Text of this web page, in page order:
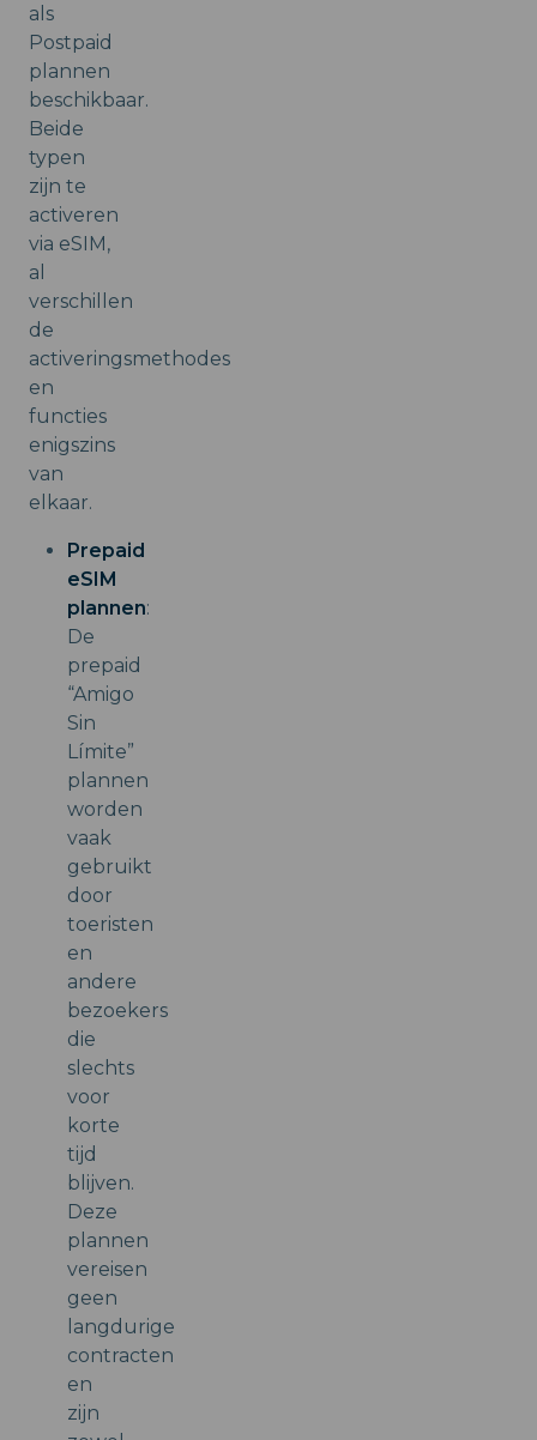
als
Postpaid
plannen
beschikbaar.
Beide
typen
zijn te
activeren
via eSIM,
al
verschillen
de
activeringsmethodes
en
functies
enigszins
van
elkaar.
Prepaid
eSIM
plannen:
De
prepaid
“Amigo
Sin
Límite”
plannen
worden
vaak
gebruikt
door
toeristen
en
andere
bezoekers
die
slechts
voor
korte
tijd
blijven.
Deze
plannen
vereisen
geen
langdurige
contracten
en
zijn